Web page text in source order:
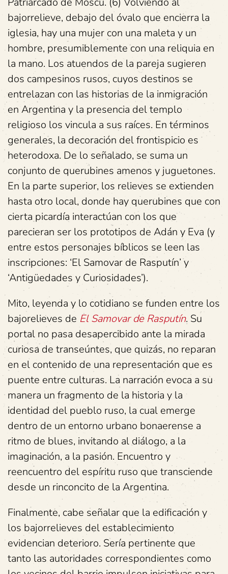
bajorrelieve, debajo del óvalo que encierra la
iglesia, hay una mujer con una maleta y un
hombre, presumiblemente con una reliquia en
la mano. Los atuendos de la pareja sugieren
dos campesinos rusos, cuyos destinos se
entrelazan con las historias de la inmigración
en Argentina y la presencia del templo
religioso los vincula a sus raíces. En términos
generales, la decoración del frontispicio es
heterodoxa. De lo señalado, se suma un
conjunto de querubines amenos y juguetones.
En la parte superior, los relieves se extienden
hasta otro local, donde hay querubines que con
cierta picardía interactúan con los que
parecieran ser los prototipos de Adán y Eva (y
entre estos personajes bíblicos se leen las
inscripciones: ‘El Samovar de Rasputín’ y
‘Antigüedades y Curiosidades’).
Mito, leyenda y lo cotidiano se funden entre los
bajorelieves de El Samovar de Rasputín. Su
portal no pasa desapercibido ante la mirada
curiosa de transeúntes, que quizás, no reparan
en el contenido de una representación que es
puente entre culturas. La narración evoca a su
manera un fragmento de la historia y la
identidad del pueblo ruso, la cual emerge
dentro de un entorno urbano bonaerense a
ritmo de blues, invitando al diálogo, a la
imaginación, a la pasión. Encuentro y
reencuentro del espíritu ruso que transciende
desde un rinconcito de la Argentina.
Finalmente, cabe señalar que la edificación y
los bajorrelieves del establecimiento
evidencian deterioro. Sería pertinente que
tanto las autoridades correspondientes como